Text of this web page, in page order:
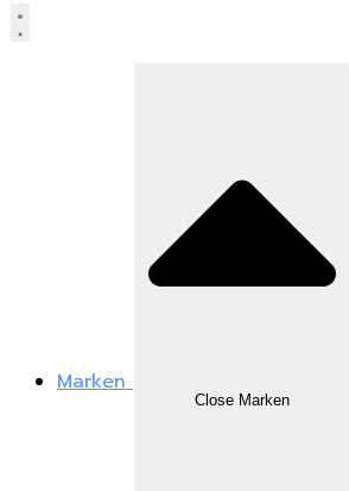
Marken
Close Marken